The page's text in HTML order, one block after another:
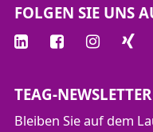
FOLGEN SIE UNS
TEAG-NEWSLETTER
Bleiben Sie auf dem